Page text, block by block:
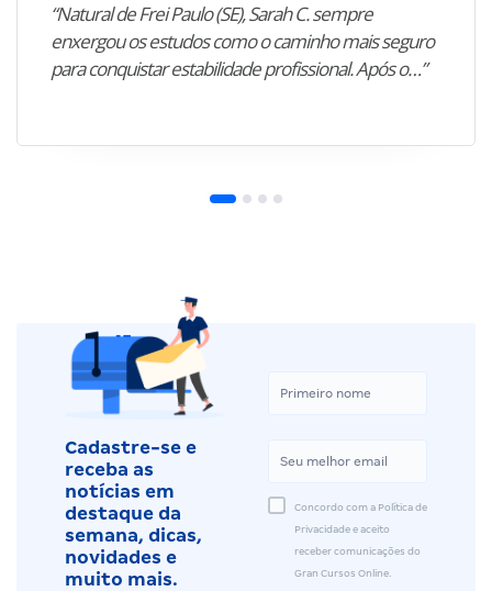
“Natural de Frei Paulo (SE), Sarah C. sempre
enxergou os estudos como o caminho mais seguro
para conquistar estabilidade profissional. Após o…”
Cadastre-se e
receba as
notícias em
destaque da
semana, dicas,
novidades e
muito mais.
Concordo com a Política de
Privacidade e aceito
receber comunicações do
Gran Cursos Online.